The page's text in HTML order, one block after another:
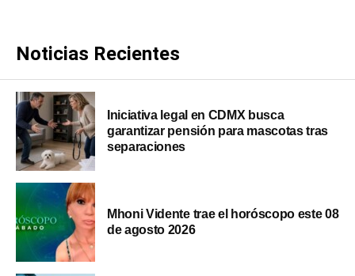
Noticias Recientes
Iniciativa legal en CDMX busca
garantizar pensión para mascotas tras
separaciones
Mhoni Vidente trae el horóscopo este 08
de agosto 2026